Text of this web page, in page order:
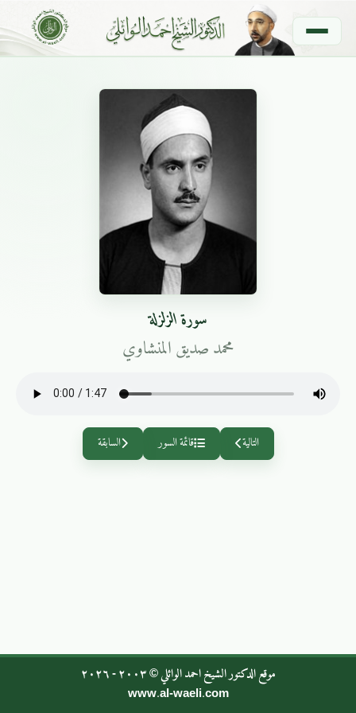
سورة الزلزلة
محمد صديق المنشاوي
التالية قائمة السور السابقة
موقع الدكتور الشيخ احمد الوائلي © ٢٠٠٣ - ٢٠٢٦
www.al-waeli.com